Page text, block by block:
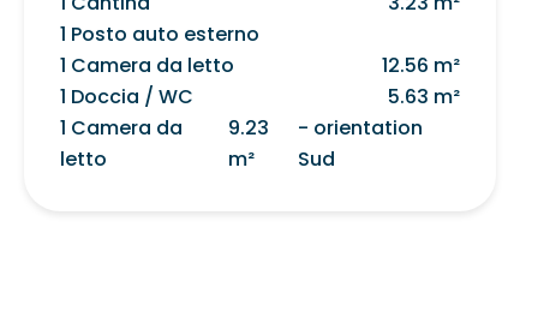
1 Posto auto esterno
1 Camera da letto
12.56 m²
1 Doccia / WC
5.63 m²
1 Camera da
letto
9.23
m²
- orientation
Sud